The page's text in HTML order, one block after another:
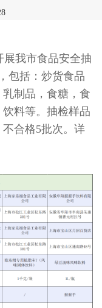
我市食品安全抽
包括：炒货食品
制品，食糖，食
料等。抽检样品
合格5批次。详